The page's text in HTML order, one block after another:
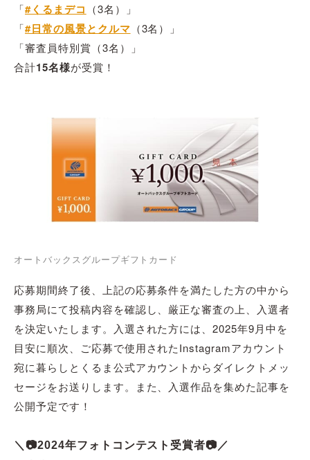
「#くるまデコ （3名）」
「#日常の風景とクルマ （3名）」
「審査員特別賞（3名）」
合計15名様が受賞！
オートバックスグループギフトカード
応募期間終了後、上記の応募条件を満たした方の中から
事務局にて投稿内容を確認し、厳正な審査の上、入選者
を決定いたします。入選された方には、2025年9月中を
目安に順次、ご応募で使用されたInstagramアカウント
宛に暮らしとくるま公式アカウントからダイレクトメッ
セージをお送りします。また、入選作品を集めた記事を
公開予定です！
＼📷2024年フォトコンテスト受賞者📷／